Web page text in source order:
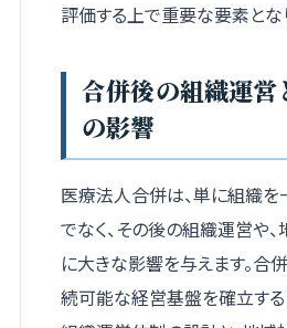
評価する上で重要な要素とな
合併後の組織運
の影響
医療法人合併は、単に組織を
でなく、その後の組織運営や
に大きな影響を与えます。合
続可能な経営基盤を確立す